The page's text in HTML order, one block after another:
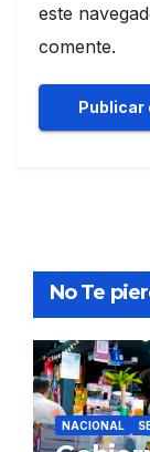
este
comente.
No Te
NACIONAL